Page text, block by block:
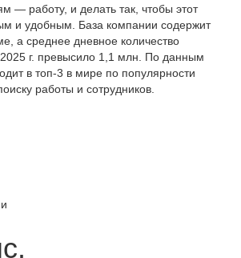
— работу, и делать так, чтобы этот
и удобным. База компании содержит
а среднее дневное количество
2025 г. превысило 1,1 млн. По данным
в топ-3 в мире по популярности
работы и сотрудников.